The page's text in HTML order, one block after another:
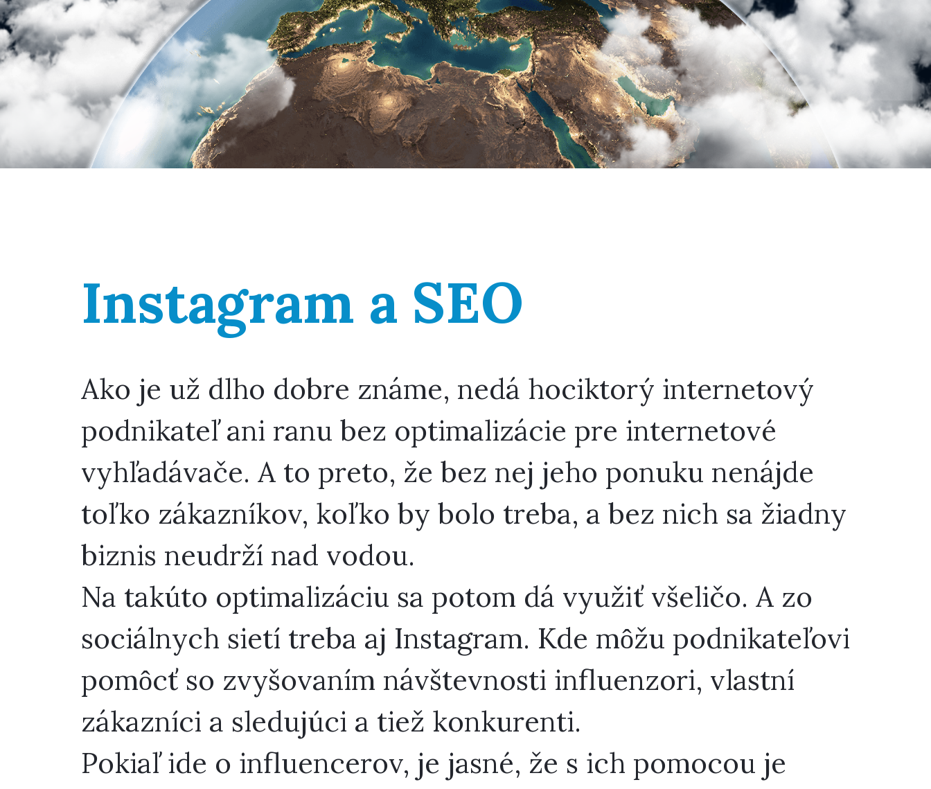
Instagram a SEO
Ako je už dlho dobre známe, nedá hociktorý internetový
podnikateľ ani ranu bez optimalizácie pre internetové
vyhľadávače. A to preto, že bez nej jeho ponuku nenájde
toľko zákazníkov, koľko by bolo treba, a bez nich sa žiadny
biznis neudrží nad vodou.
Na takúto optimalizáciu sa potom dá využiť všeličo. A zo
sociálnych sietí treba aj Instagram. Kde môžu podnikateľovi
pomôcť so zvyšovaním návštevnosti influenzori, vlastní
zákazníci a sledujúci a tiež konkurenti.
Pokiaľ ide o influencerov, je jasné, že s ich pomocou je